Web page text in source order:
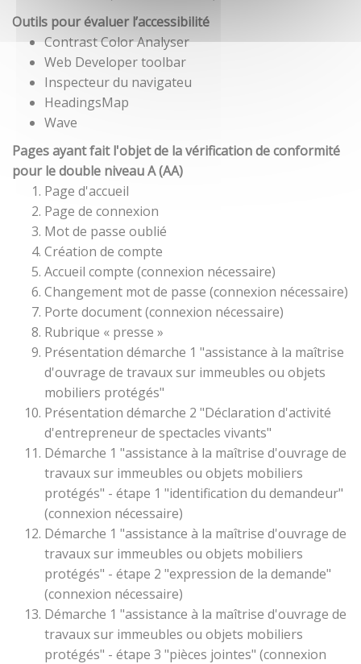
Outils pour évaluer l’accessibilité
Contrast Color Analyser
Web Developer toolbar
Inspecteur du navigateu
HeadingsMap
Wave
Pages ayant fait l'objet de la vérification de conformité
pour le double niveau A (AA)
Page d'accueil
Page de connexion
Mot de passe oublié
Création de compte
Accueil compte (connexion nécessaire)
Changement mot de passe (connexion nécessaire)
Porte document (connexion nécessaire)
Rubrique « presse »
Présentation démarche 1 "assistance à la maîtrise
d'ouvrage de travaux sur immeubles ou objets
mobiliers protégés"
Présentation démarche 2 "Déclaration d'activité
d'entrepreneur de spectacles vivants"
Démarche 1 "assistance à la maîtrise d'ouvrage de
travaux sur immeubles ou objets mobiliers
protégés" - étape 1 "identification du demandeur"
(connexion nécessaire)
Démarche 1 "assistance à la maîtrise d'ouvrage de
travaux sur immeubles ou objets mobiliers
protégés" - étape 2 "expression de la demande"
(connexion nécessaire)
Démarche 1 "assistance à la maîtrise d'ouvrage de
travaux sur immeubles ou objets mobiliers
protégés" - étape 3 "pièces jointes" (connexion